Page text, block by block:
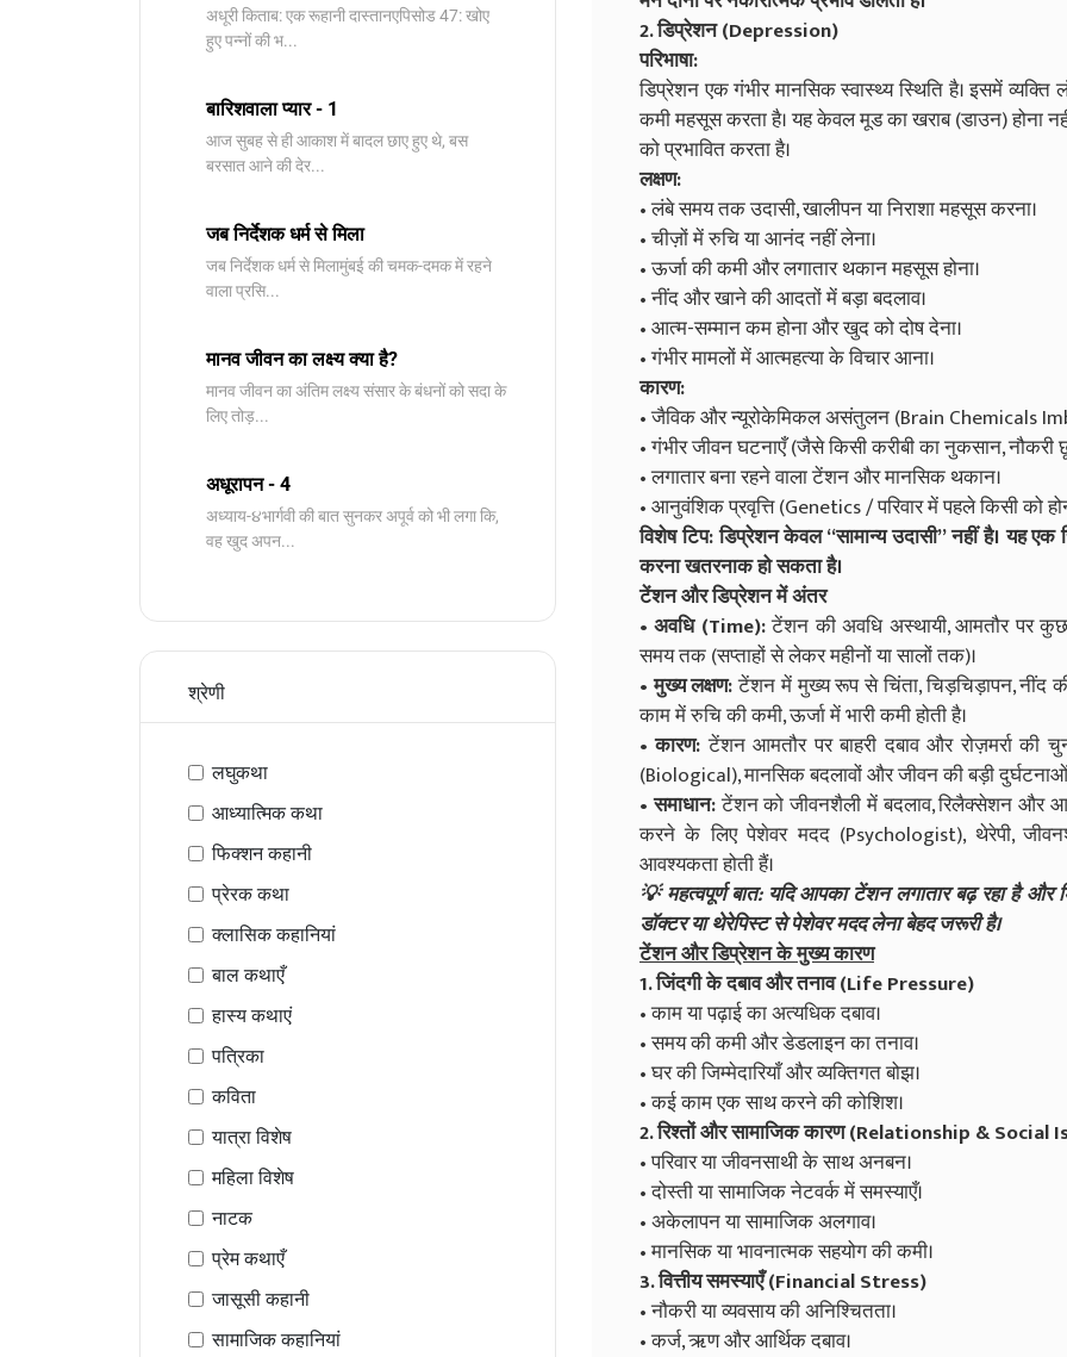
अधूरी किताब: एक रूहानी दास्तानएपिसोड 47: खोए
हुए पन्नों की भ...
बारिशवाला प्यार - 1
आज सुबह से ही आकाश में बादल छाए हुए थे, बस
बरसात आने की देर...
जब निर्देशक धर्म से मिला
जब निर्देशक धर्म से मिलामुंबई की चमक-दमक में रहने
वाला प्रसि...
मानव जीवन का लक्ष्य क्या है?
मानव जीवन का अंतिम लक्ष्य संसार के बंधनों को सदा के
लिए तोड़...
अधूरापन - 4
अध्याय-૪भार्गवी की बात सुनकर अपूर्व को भी लगा कि,
वह खुद अपन...
श्रेणी
लघुकथा
आध्यात्मिक कथा
फिक्शन कहानी
प्रेरक कथा
क्लासिक कहानियां
बाल कथाएँ
हास्य कथाएं
पत्रिका
कविता
यात्रा विशेष
महिला विशेष
नाटक
प्रेम कथाएँ
जासूसी कहानी
सामाजिक कहानियां
2. डिप्रेशन (Depression)
परिभाषा:
डिप्रेशन एक गंभीर मानसिक स्वास्थ्य स्थिति है। इसमें
कमी महसूस करता है। यह केवल मूड का खराब (डाउन) होना
को प्रभावित करता है।
लक्षण:
• लंबे समय तक उदासी, खालीपन या निराशा महसूस करना।
• चीज़ों में रुचि या आनंद नहीं लेना।
• ऊर्जा की कमी और लगातार थकान महसूस होना।
• नींद और खाने की आदतों में बड़ा बदलाव।
• आत्म-सम्मान कम होना और खुद को दोष देना।
• गंभीर मामलों में आत्महत्या के विचार आना।
कारण:
• जैविक और न्यूरोकेमिकल असंतुलन (Brain Chemicals
• गंभीर जीवन घटनाएँ (जैसे किसी करीबी का नुकसान, नौकरी
• लगातार बना रहने वाला टेंशन और मानसिक थकान।
• आनुवंशिक प्रवृत्ति (Genetics / परिवार में पहले किसी को
विशेष टिप:डिप्रेशन केवल “सामान्य उदासी” नहीं है। यह
करना खतरनाक हो सकता है।
टेंशन और डिप्रेशन में अंतर
• अवधि (Time):टेंशन की अवधि अस्थायी, आमतौर पर कुछ
समय तक (सप्ताहों से लेकर महीनों या सालों तक)।
• मुख्य लक्षण:टेंशन में मुख्य रूप से चिंता, चिड़चिड़ापन, नींद
काम में रुचि की कमी, ऊर्जा में भारी कमी होती है।
• कारण:टेंशन आमतौर पर बाहरी दबाव और रोज़मर्रा की
(Biological), मानसिक बदलावों और जीवन की बड़ी दुर्घटनाओं
• समाधान:टेंशन को जीवनशैली में बदलाव, रिलैक्सेशन और
करने के लिए पेशेवर मदद (Psychologist), थेरेपी,
आवश्यकता होती हैं।
💡 महत्वपूर्ण बात: यदि आपका टेंशन लगातार बढ़ रहा है
डॉक्टर या थेरेपिस्ट से पेशेवर मदद लेना बेहद जरूरी है।
टेंशन और डिप्रेशन के मुख्य कारण
1. जिंदगी के दबाव और तनाव (Life Pressure)
• काम या पढ़ाई का अत्यधिक दबाव।
• समय की कमी और डेडलाइन का तनाव।
• घर की जिम्मेदारियाँ और व्यक्तिगत बोझ।
• कई काम एक साथ करने की कोशिश।
2. रिश्तों और सामाजिक कारण (Relationship & Social
• परिवार या जीवनसाथी के साथ अनबन।
• दोस्ती या सामाजिक नेटवर्क में समस्याएँ।
• अकेलापन या सामाजिक अलगाव।
• मानसिक या भावनात्मक सहयोग की कमी।
3. वित्तीय समस्याएँ (Financial Stress)
• नौकरी या व्यवसाय की अनिश्चितता।
• कर्ज, ऋण और आर्थिक दबाव।